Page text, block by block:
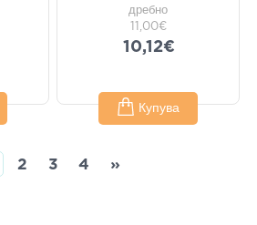
дребно
11,00€
10,12€
Купува
2 3 4 »